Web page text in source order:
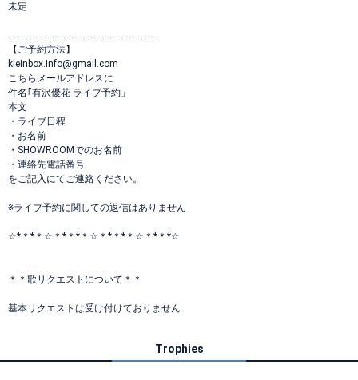
未定
………………………………………………………
【ご予約方法】
kleinbox.info@gmail.com
こちらメールアドレスに
件名｢有沢優花 ライブ予約」
本文
・ライブ日程
・お名前
・SHOWROOMでのお名前
・連絡先電話番号
をご記入にてご連絡ください。
※ライブ予約に関しての返信はありません
☆*＊*＊☆＊*＊*＊☆＊*＊*＊☆＊*＊*☆
＊＊歌リクエストについて＊＊
基本リクエストは受け付けておりません
Trophies